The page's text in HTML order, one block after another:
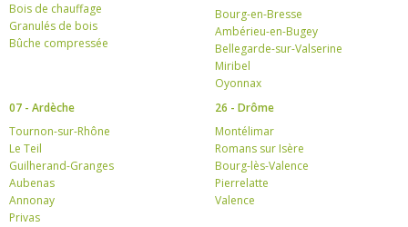
Bois de chauffage
Granulés de bois
Bûche compressée
Bourg-en-Bresse
Ambérieu-en-Bugey
Bellegarde-sur-Valserine
Miribel
Oyonnax
07 - Ardèche
Tournon-sur-Rhône
Le Teil
Guilherand-Granges
Aubenas
Annonay
Privas
26 - Drôme
Montélimar
Romans sur Isère
Bourg-lès-Valence
Pierrelatte
Valence